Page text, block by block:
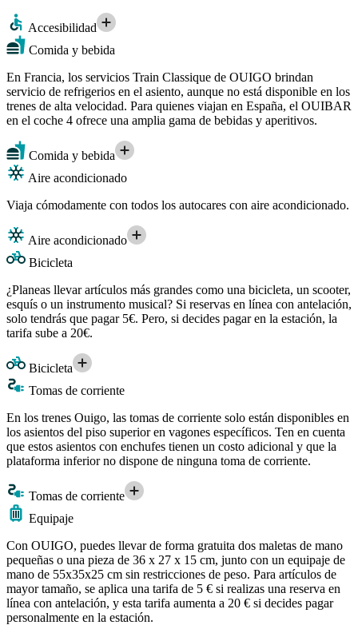
Accesibilidad
Comida y bebida
En Francia, los servicios Train Classique de OUIGO brindan
servicio de refrigerios en el asiento, aunque no está disponible en los
trenes de alta velocidad. Para quienes viajan en España, el OUIBAR
en el coche 4 ofrece una amplia gama de bebidas y aperitivos.
Comida y bebida
Aire acondicionado
Viaja cómodamente con todos los autocares con aire acondicionado.
Aire acondicionado
Bicicleta
¿Planeas llevar artículos más grandes como una bicicleta, un scooter,
esquís o un instrumento musical? Si reservas en línea con antelación,
solo tendrás que pagar 5€. Pero, si decides pagar en la estación, la
tarifa sube a 20€.
Bicicleta
Tomas de corriente
En los trenes Ouigo, las tomas de corriente solo están disponibles en
los asientos del piso superior en vagones específicos. Ten en cuenta
que estos asientos con enchufes tienen un costo adicional y que la
plataforma inferior no dispone de ninguna toma de corriente.
Tomas de corriente
Equipaje
Con OUIGO, puedes llevar de forma gratuita dos maletas de mano
pequeñas o una pieza de 36 x 27 x 15 cm, junto con un equipaje de
mano de 55x35x25 cm sin restricciones de peso. Para artículos de
mayor tamaño, se aplica una tarifa de 5 € si realizas una reserva en
línea con antelación, y esta tarifa aumenta a 20 € si decides pagar
personalmente en la estación.